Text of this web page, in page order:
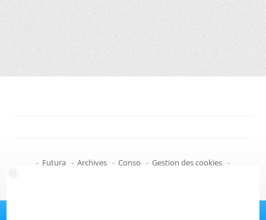
- Futura - Archives - Conso - Gestion des cookies -